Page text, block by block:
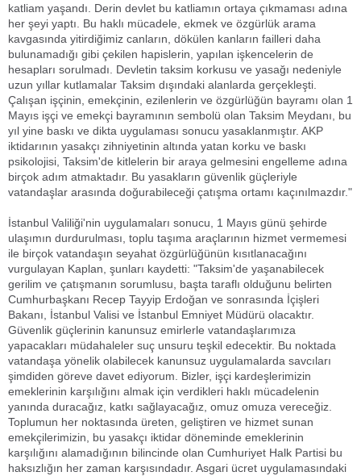
katliam yaşandı. Derin devlet bu katliamın ortaya çıkmaması adına
her şeyi yaptı. Bu haklı mücadele, ekmek ve özgürlük arama
kavgasında yitirdiğimiz canların, dökülen kanların failleri daha
bulunamadığı gibi çekilen hapislerin, yapılan işkencelerin de
hesapları sorulmadı. Devletin taksim korkusu ve yasağı nedeniyle
uzun yıllar kutlamalar Taksim dışındaki alanlarda gerçekleşti.
Çalışan işçinin, emekçinin, ezilenlerin ve özgürlüğün bayramı olan 1
Mayıs işçi ve emekçi bayramının sembolü olan Taksim Meydanı, bu
yıl yine baskı ve dikta uygulaması sonucu yasaklanmıştır. AKP
iktidarının yasakçı zihniyetinin altında yatan korku ve baskı
psikolojisi, Taksim'de kitlelerin bir araya gelmesini engelleme adına
birçok adım atmaktadır. Bu yasakların güvenlik güçleriyle
vatandaşlar arasında doğurabileceği çatışma ortamı kaçınılmazdır."
İstanbul Valiliği'nin uygulamaları sonucu, 1 Mayıs günü şehirde
ulaşımın durdurulması, toplu taşıma araçlarının hizmet vermemesi
ile birçok vatandaşın seyahat özgürlüğünün kısıtlanacağını
vurgulayan Kaplan, şunları kaydetti: "Taksim'de yaşanabilecek
gerilim ve çatışmanın sorumlusu, başta taraflı olduğunu belirten
Cumhurbaşkanı Recep Tayyip Erdoğan ve sonrasında İçişleri
Bakanı, İstanbul Valisi ve İstanbul Emniyet Müdürü olacaktır.
Güvenlik güçlerinin kanunsuz emirlerle vatandaşlarımıza
yapacakları müdahaleler suç unsuru teşkil edecektir. Bu noktada
vatandaşa yönelik olabilecek kanunsuz uygulamalarda savcıları
şimdiden göreve davet ediyorum. Bizler, işçi kardeşlerimizin
emeklerinin karşılığını almak için verdikleri haklı mücadelenin
yanında duracağız, katkı sağlayacağız, omuz omuza vereceğiz.
Toplumun her noktasında üreten, geliştiren ve hizmet sunan
emekçilerimizin, bu yasakçı iktidar döneminde emeklerinin
karşılığını alamadığının bilincinde olan Cumhuriyet Halk Partisi bu
haksızlığın her zaman karşısındadır. Asgari ücret uygulamasındaki